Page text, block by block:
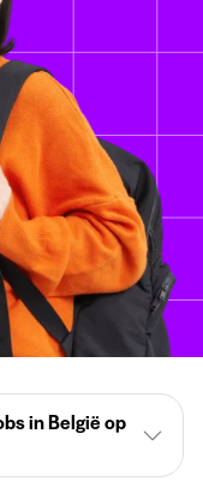
in België op